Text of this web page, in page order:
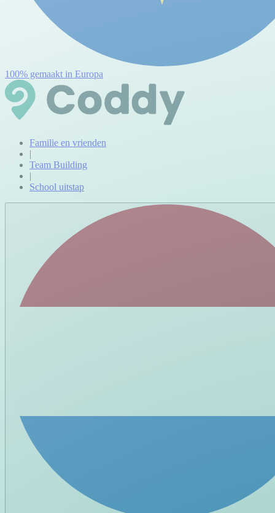
100% gemaakt in Europa
Familie en vrienden
|
Team Building
|
School uitstap